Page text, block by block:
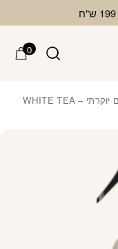
0
/ מבשם בדים יוקרתי – WHITE TEA